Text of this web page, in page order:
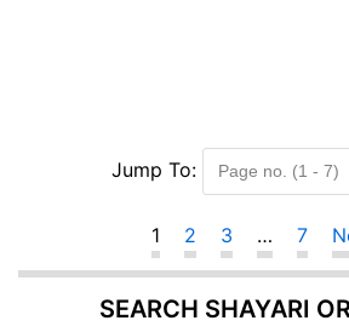
Jump To:
1 2 3 … 7
SEARCH SHAYARI